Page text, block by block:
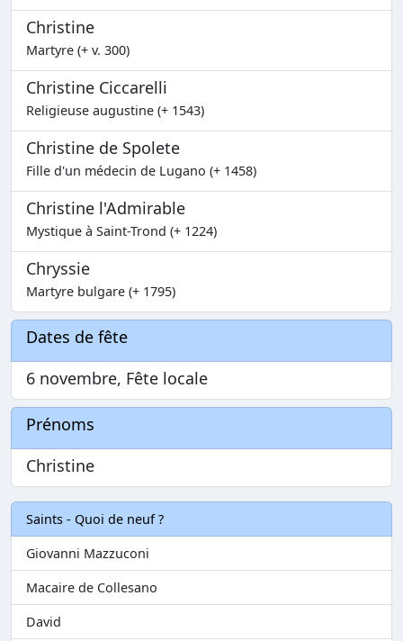
Christine
Martyre (+ v. 300)
Christine Ciccarelli
Religieuse augustine (+ 1543)
Christine de Spolete
Fille d'un médecin de Lugano (+ 1458)
Christine l'Admirable
Mystique à Saint-Trond (+ 1224)
Chryssie
Martyre bulgare (+ 1795)
Dates de fête
6 novembre, Fête locale
Prénoms
Christine
Saints - Quoi de neuf ?
Giovanni Mazzuconi
Macaire de Collesano
David